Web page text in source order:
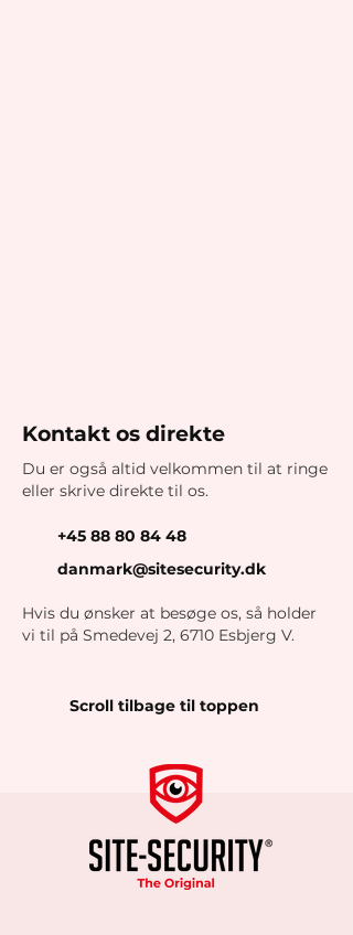
Kontakt os direkte
Du er også altid velkommen til at ringe
eller skrive direkte til os.
+45 88 80 84 48
danmark@sitesecurity.dk
Hvis du ønsker at besøge os, så holder
vi til på Smedevej 2, 6710 Esbjerg V.
Scroll tilbage til toppen